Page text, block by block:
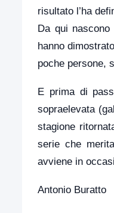
risultato l’ha
Da qui
hanno
poche persone,
E prima di
sopraelevata
stagione
serie che
avviene in
Antonio Buratto